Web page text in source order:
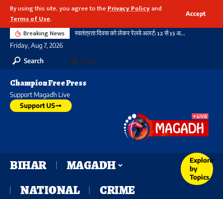
By using this site, you agree to thePrivacy Policyand
Terms of Use.
Accept
Breaking News स्वतंत्रता दिवस को लेकर रेलवे अलर्ट: 12 से 15 अगस्त तक पार्सल बुकिंग पर रहेगी रोक, आदेश सभी जोन के लिए जारी
Friday, Aug 7, 2026
Search
Login
Champion Free Press
Support Magadh Live
Support US
BIHAR
MAGADH
NATIONAL
CRIME
Explore
by
Topics